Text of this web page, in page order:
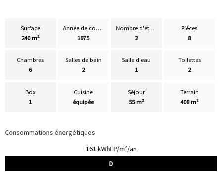
Surface
240 m²
Année de construction
1975
Nombre d'étages
2
Pièces
8
Chambres
6
Salles de bain
2
Salle d'eau
1
Toilettes
2
Box
1
Cuisine
équipée
Séjour
55 m²
Terrain
408 m²
Consommations énergétiques
161 kWhEP/m²/an
D